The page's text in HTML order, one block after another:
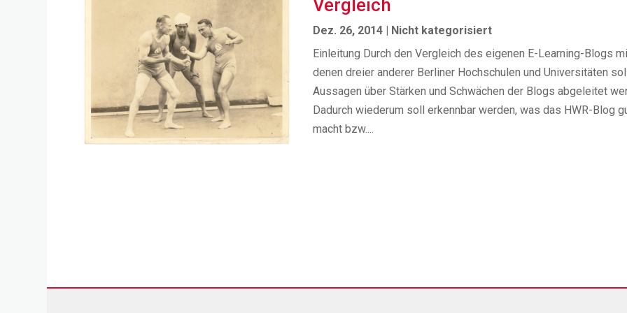
Vergleich
Dez. 26, 2014
Nicht kategorisiert
Einleitung Durch den Vergleich des eigenen E-Learning-Blogs
denen dreier anderer Berliner Hochschulen und Universitäten
Aussagen über Stärken und Schwächen der Blogs abgeleitet
Dadurch wiederum soll erkennbar werden, was das HWR-Blog
macht bzw....